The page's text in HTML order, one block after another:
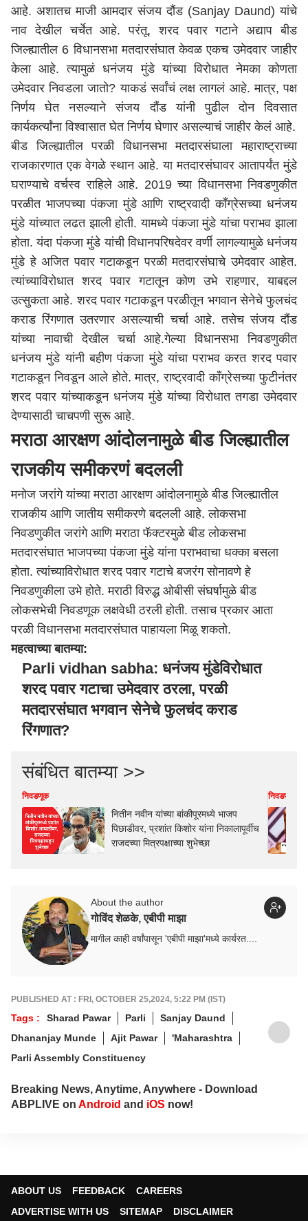
आहे. अशातच माजी आमदार संजय दौंड (Sanjay Daund) यांचे
नाव देखील चर्चेत आहे. परंतू, शरद पवार गटाने अद्याप बीड
जिल्ह्यातील 6 विधानसभा मतदारसंघात केवळ एकच उमेदवार जाहीर
केला आहे. त्यामुळं धनंजय मुंडे यांच्या विरोधात नेमका कोणता
उमेदवार निवडला जातो? याकडं सर्वांचं लक्ष लागलं आहे. मात्र, पक्ष
निर्णय घेत नसल्याने संजय दौंड यांनी पुढील दोन दिवसात
कार्यकर्त्यांना विश्वासात घेत निर्णय घेणार असल्याचं जाहीर केलं आहे.
बीड जिल्ह्यातील परळी विधानसभा मतदारसंघालामहाराष्ट्राच्या
राजकारणात एक वेगळे स्थान आहे. या मतदारसंघावर आतापर्यंत मुंडे
घराण्याचे वर्चस्व राहिले आहे. 2019 च्या विधानसभा निवडणुकीत
परळीत भाजपच्या पंकजा मुंडे आणि राष्ट्रवादी काँग्रेसच्या धनंजय
मुंडे यांच्यात लढत झाली होती. यामध्ये पंकजा मुंडे यांचा पराभव झाला
होता. यंदा पंकजा मुंडे यांची विधानपरिषदेवर वर्णी लागल्यामुळे धनंजय
मुंडे हे अजित पवार गटाकडून परळी मतदारसंघाचे उमेदवार आहेत.
त्यांच्याविरोधात शरद पवार गटातून कोण उभे राहणार, याबद्दल
उत्सुकता आहे. शरद पवार गटाकडून परळीतून भगवान सेनेचे फुलचंद
कराड रिंगणात उतरणार असल्याची चर्चा आहे. तसेच संजय दौंड
यांच्या नावाची देखील चर्चा आहे.गेल्या विधानसभा निवडणुकीत
धनंजय मुंडे यांनी बहीण पंकजा मुंडे यांचा पराभव करत शरद पवार
गटाकडून निवडून आले होते. मात्र, राष्ट्रवादी काँग्रेसच्या फुटीनंतर
शरद पवार यांच्याकडून धनंजय मुंडे यांच्या विरोधात तगडा उमेदवार
देण्यासाठी चाचपणी सुरू आहे.
मराठा आरक्षण आंदोलनामुळे बीड जिल्ह्यातील
राजकीय समीकरणं बदलली
मनोज जरांगे यांच्या मराठा आरक्षण आंदोलनामुळे बीड जिल्ह्यातील
राजकीय आणि जातीय समीकरणे बदलली आहे. लोकसभा
निवडणुकीत जरांगे आणि मराठा फॅक्टरमुळे बीड लोकसभा
मतदारसंघात भाजपच्या पंकजा मुंडे यांना पराभवाचा धक्का बसला
होता. त्यांच्याविरोधात शरद पवार गटाचे बजरंग सोनावणे हे
निवडणुकीला उभे होते. मराठी विरुद्ध ओबीसी संघर्षामुळेबीड
लोकसभेची निवडणूक लक्षवेधी ठरली होती. तसाच प्रकार आता
परळी विधानसभा मतदारसंघात पाहायला मिळू शकतो.
महत्वाच्या बातम्या:
Parli vidhan sabha: धनंजय मुंडेविरोधात
शरद पवार गटाचा उमेदवार ठरला, परळी
मतदारसंघात भगवान सेनेचे फुलचंद कराड
रिंगणात?
संबंधित बातम्या >>
निवडणूक
नितीन नवीन यांच्या बांकीपूरमध्ये भाजप
पिछाडीवर, प्रशांत किशोर यांना निकालापूर्वीच
राजदच्या मित्रपक्षाच्या शुभेच्छा
निवडणूक
About the author
गोविंद शेळके, एबीपी माझा
मागील काही वर्षांपासून 'एबीपी माझा'मध्ये कार्यरत....
PUBLISHED AT : FRI, OCTOBER 25,2024, 5:22 PM (IST)
Tags : Sharad Pawar Parli
Sanjay Daund
Dhananjay Munde
Ajit Pawar
'Maharashtra
Parli Assembly Constituency
Breaking News, Anytime, Anywhere - Download
ABPLIVE on Android and iOS now!
ABOUT US FEEDBACK
CAREERS
ADVERTISE WITH US
SITEMAP DISCLAIMER